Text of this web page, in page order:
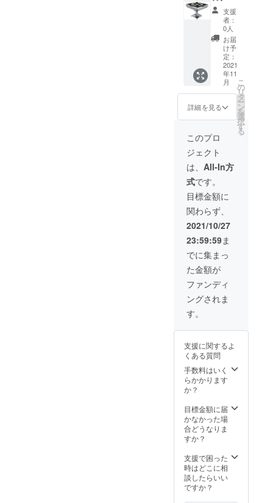
張っていま
す。試験的
な輸入・テ
スト販売な
ど、チャレ
ンジ精神を
大切にして
能付
き 折
りたた
み式全
自動麻
雀卓
ZD-JF-
SILVER/
C 1台
28mm
麻雀牌
用ト
レー 1
個 配送
につい
て：
プロ
ジェク
ト終了
翌営業
日以
降、千
葉県よ
り宅急
便（ヤ
マト）
にて無
料配
送。 但
し、沖
縄県と
は行っ
ません
こと、
ご了承
くださ
支援
者：
0人
お届
け予
定：
2021
年11
月
詳細を見る
こ
の
リ
タ
ー
ン
を
選
択
す
る
このプロ
ジェクト
は、 All-In方
式です。
目標金額に
関わらず、
2021/10/27
23:59:59ま
でに集まっ
た金額が
ファンディ
ングされま
す。
支援に関するよ
くある質問
手数料はいく
らかかります
か？
目標金額に届
かなかった場
合どうなりま
すか？
支援で困った
時はどこに相
談したらいい
ですか？